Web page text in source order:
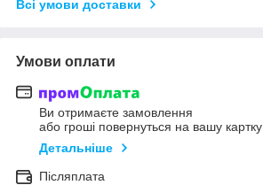
Всі умови доставки
Умови оплати
Ви отримаєте замовлення
або гроші повернуться на вашу картку
Детальніше
Післяплата